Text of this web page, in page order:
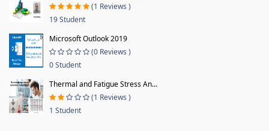
(1 Reviews )
19 Student
Microsoft Outlook 2019
(0 Reviews )
0 Student
Thermal and Fatigue Stress An...
(1 Reviews )
1 Student